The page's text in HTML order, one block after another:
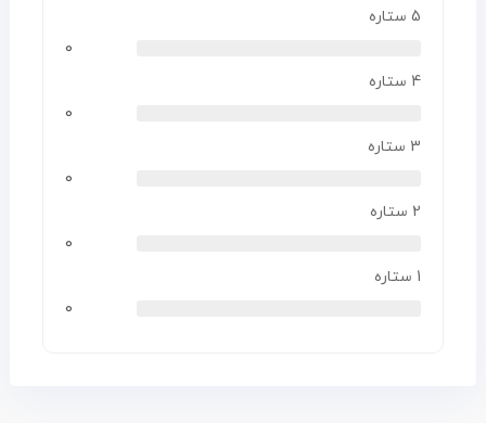
5 ستاره
0
4 ستاره
0
3 ستاره
0
2 ستاره
0
1 ستاره
0